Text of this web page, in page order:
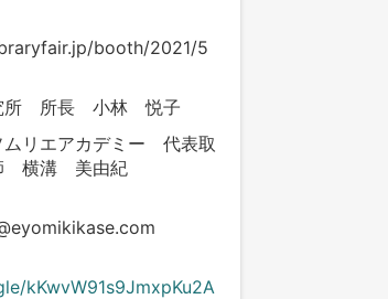
booth/2021/5
所 所長 小林 悦子
ムリエアカデミー 代表取
横溝 美由紀
kKwvW91s9JmxpKu2A